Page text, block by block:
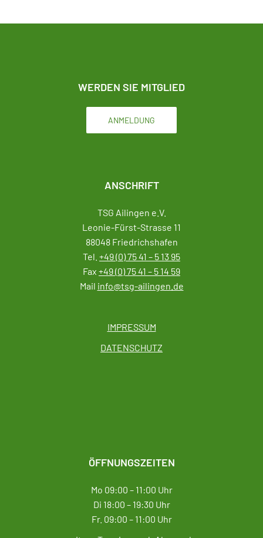
WERDEN SIE MITGLIED
ANMELDUNG
ANSCHRIFT
TSG Ailingen e.V.
Leonie-Fürst-Strasse 11
88048 Friedrichshafen
Tel. +49 (0) 75 41 – 5 13 95
Fax +49 (0) 75 41 – 5 14 59
Mail info@tsg-ailingen.de
IMPRESSUM
DATENSCHUTZ
ÖFFNUNGSZEITEN
Mo 09:00 – 11:00 Uhr
Di 18:00 – 19:30 Uhr
Fr. 09:00 – 11:00 Uhr